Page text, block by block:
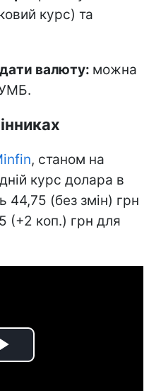
курс) та
валюту: можна
, станом на
курс долара в
44,75 (без змін) грн
(+2 коп.) грн для
Play